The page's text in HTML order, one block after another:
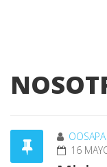
OOSAPA
16